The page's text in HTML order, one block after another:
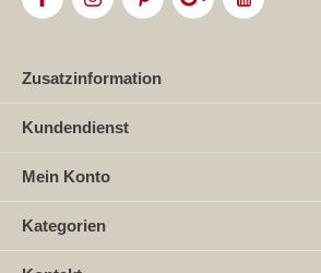
Zusatzinformation
Kundendienst
Mein Konto
Kategorien